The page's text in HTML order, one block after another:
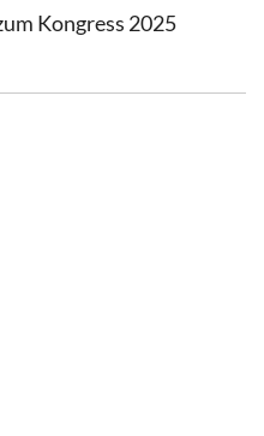
Kongress 2025